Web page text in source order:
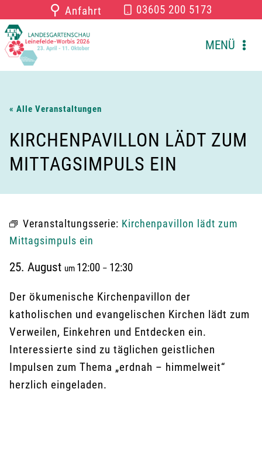
Inhalt
springen
⚲ Anfahrt 03605 200 5173
MENÜ
« Alle Veranstaltungen
KIRCHENPAVILLON LÄDT ZUM
MITTAGSIMPULS EIN
Veranstaltungsserie: Kirchenpavillon lädt zum
Mittagsimpuls ein
25. August um 12:00 – 12:30
Der ökumenische Kirchenpavillon der
katholischen und evangelischen Kirchen lädt zum
Verweilen, Einkehren und Entdecken ein.
Interessierte sind zu täglichen geistlichen
Impulsen zum Thema „erdnah – himmelweit“
herzlich eingeladen.